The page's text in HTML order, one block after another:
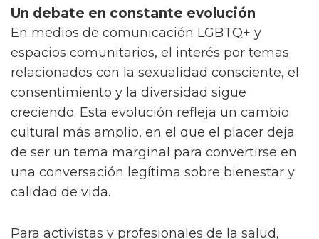
Un debate en constante evolución
En medios de comunicación LGBTQ+ y
espacios comunitarios, el interés por temas
relacionados con la sexualidad consciente, el
consentimiento y la diversidad sigue
creciendo. Esta evolución refleja un cambio
cultural más amplio, en el que el placer deja
de ser un tema marginal para convertirse en
una conversación legítima sobre bienestar y
calidad de vida.
Para activistas y profesionales de la salud,